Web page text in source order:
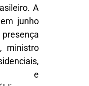
A
junho
ministro
e